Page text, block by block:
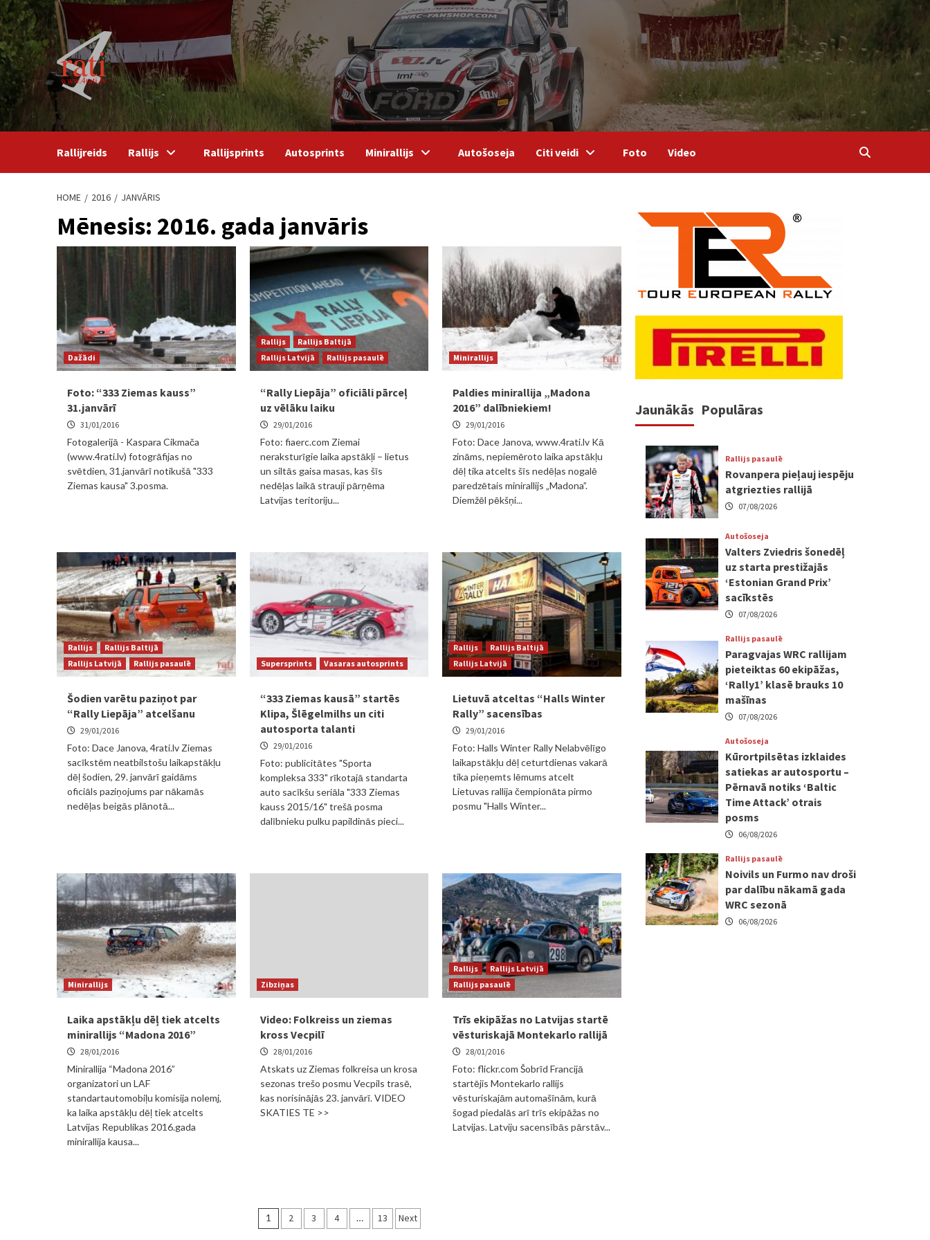
Skip
to
content
Rallijreids Rallijs Rallijsprints Autosprints Minirallijs Autošoseja Citi veidi Foto Video
HOME 2016 JANVĀRIS
Mēnesis: 2016. gada janvāris
Dažādi
Foto: “333 Ziemas kauss”
31.janvārī
31/01/2016
Fotogalerijā - Kaspara Cikmača
(www.4rati.lv) fotogrāfijas no
svētdien, 31.janvārī notikušā "333
Ziemas kausa" 3.posma.
Rallijs
Rallijs Baltijā
Rallijs Latvijā
Rallijs pasaulē
“Rally Liepāja” oficiāli pārceļ
uz vēlāku laiku
29/01/2016
Foto: fiaerc.com Ziemai
neraksturīgie laika apstākļi – lietus
un siltās gaisa masas, kas šīs
nedēļas laikā strauji pārņēma
Latvijas teritoriju...
Minirallijs
Paldies minirallija „Madona
2016” dalībniekiem!
29/01/2016
Foto: Dace Janova, www.4rati.lv Kā
zināms, nepiemēroto laika apstākļu
dēļ tika atcelts šīs nedēļas nogalē
paredzētais minirallijs „Madona”.
Diemžēl pēkšņi...
Rallijs
Rallijs Baltijā
Rallijs Latvijā
Rallijs pasaulē
Šodien varētu paziņot par
“Rally Liepāja” atcelšanu
29/01/2016
Foto: Dace Janova, 4rati.lv Ziemas
sacīkstēm neatbilstošu laikapstākļu
dēļ šodien, 29. janvārī gaidāms
oficiāls paziņojums par nākamās
nedēļas beigās plānotā...
Supersprints Vasaras autosprints
“333 Ziemas kausā” startēs
Klipa, Šlēgelmilhs un citi
autosporta talanti
29/01/2016
Foto: publicitātes "Sporta
kompleksa 333" rīkotajā standarta
auto sacīkšu seriāla "333 Ziemas
kauss 2015/16" trešā posma
dalībnieku pulku papildinās pieci...
Rallijs
Rallijs Baltijā
Rallijs Latvijā
Lietuvā atceltas “Halls Winter
Rally” sacensības
29/01/2016
Foto: Halls Winter Rally Nelabvēlīgo
laikapstākļu dēļ ceturtdienas vakarā
tika pieņemts lēmums atcelt
Lietuvas rallija čempionāta pirmo
posmu "Halls Winter...
Minirallijs
Laika apstākļu dēļ tiek atcelts
minirallijs “Madona 2016”
28/01/2016
Minirallija “Madona 2016”
organizatori un LAF
standartautomobiļu komisija nolemj,
ka laika apstākļu dēļ tiek atcelts
Latvijas Republikas 2016.gada
minirallija kausa...
Zibziņas
Video: Folkreiss un ziemas
kross Vecpilī
28/01/2016
Atskats uz Ziemas folkreisa un krosa
sezonas trešo posmu Vecpils trasē,
kas norisinājās 23. janvārī. VIDEO
SKATIES TE >>
Rallijs
Rallijs Latvijā
Rallijs pasaulē
Trīs ekipāžas no Latvijas startē
vēsturiskajā Montekarlo rallijā
28/01/2016
Foto: flickr.com Šobrīd Francijā
startējis Montekarlo rallijs
vēsturiskajām automašīnām, kurā
šogad piedalās arī trīs ekipāžas no
Latvijas. Latviju sacensībās pārstāv...
Ziņu
1 2 3 4 … 13 Next
Jaunākās Populāras
Rallijs pasaulē
Rovanpera pieļauj iespēju
atgriezties rallijā
07/08/2026
Autošoseja
Valters Zviedris šonedēļ
uz starta prestižajās
‘Estonian Grand Prix’
sacīkstēs
07/08/2026
Rallijs pasaulē
Paragvajas WRC rallijam
pieteiktas 60 ekipāžas,
‘Rally1’ klasē brauks 10
mašīnas
07/08/2026
Autošoseja
Kūrortpilsētas izklaides
satiekas ar autosportu –
Pērnavā notiks ‘Baltic
Time Attack’ otrais
posms
06/08/2026
Rallijs pasaulē
Noivils un Furmo nav droši
par dalību nākamā gada
WRC sezonā
06/08/2026